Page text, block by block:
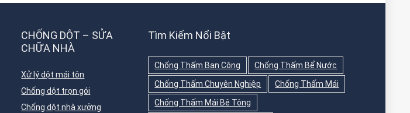
CHỐNG DỘT – SỬA
CHỮA NHÀ
Xử lý dột mái tôn
Chống dột trọn gói
Chống dột nhà xưởng
Tìm Kiếm Nổi Bật
Chống Thấm Ban Công
Chống Thấm Bể Nước
Chống Thấm Chuyên Nghiệp
Chống Thấm Mái
Chống Thấm Mái Bê Tông